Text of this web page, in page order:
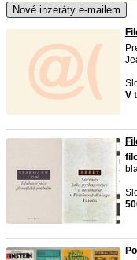
Nové inzeráty e-mailem
V